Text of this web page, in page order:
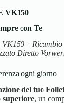
VK150
con Te
VK150 –
Diretto
ogni giorno
del tuo
superiore, un